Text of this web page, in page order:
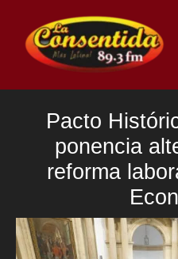
contenido
Pacto
ponencia
reforma